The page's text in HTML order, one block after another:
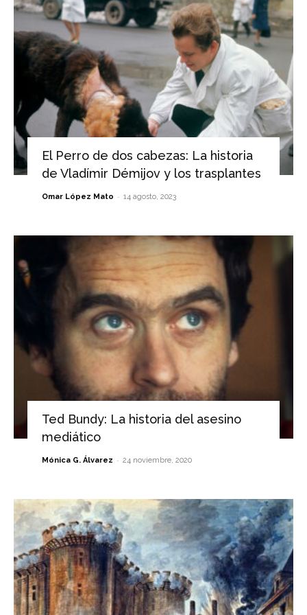
El Perro de dos cabezas: La historia
de Vladímir Démijov y los trasplantes
Omar López Mato - 14 agosto, 2023
Ted Bundy: La historia del asesino
mediático
Mónica G. Álvarez - 24 noviembre, 2020